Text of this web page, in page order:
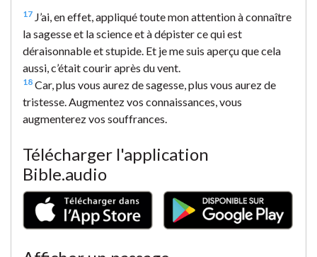
17 J’ai, en effet, appliqué toute mon attention à connaître
la sagesse et la science et à dépister ce qui est
déraisonnable et stupide. Et je me suis aperçu que cela
aussi, c’était courir après du vent.
18 Car, plus vous aurez de sagesse, plus vous aurez de
tristesse. Augmentez vos connaissances, vous
augmenterez vos souffrances.
Télécharger l'application
Bible.audio